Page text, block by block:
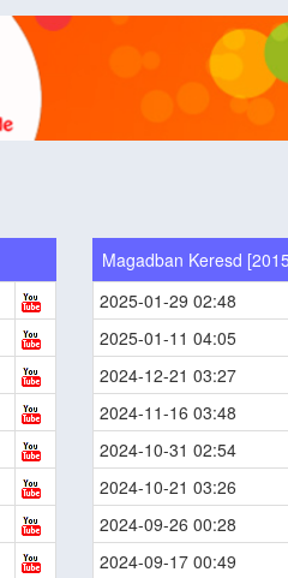
Magadban Keresd
2025-01-29 02:48
2025-01-11 04:05
2024-12-21 03:27
2024-11-16 03:48
2024-10-31 02:54
2024-10-21 03:26
2024-09-26 00:28
2024-09-17 00:49